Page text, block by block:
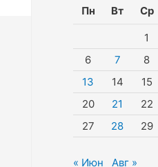
Пн Вт Ср
1
6
7 8
13
14 15
20
21 22
27
28 29
« Июн Авг »